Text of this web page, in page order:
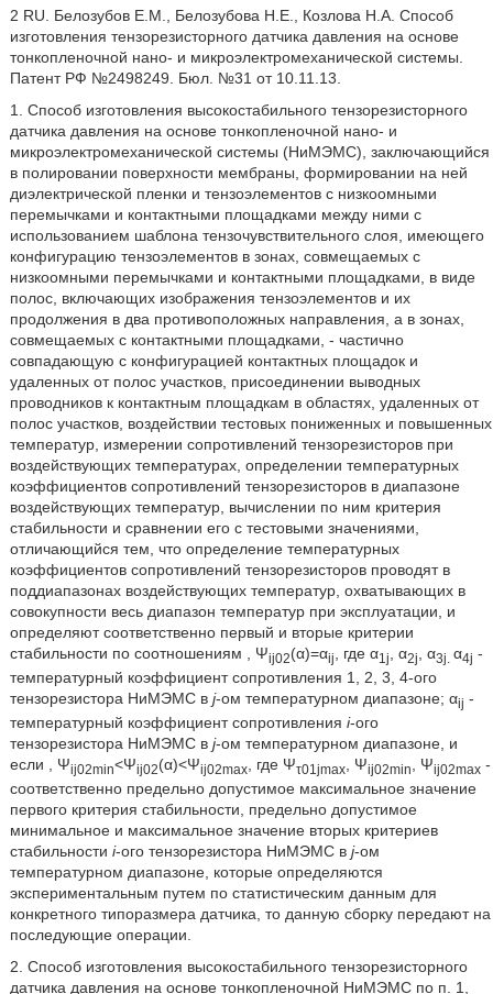
2 RU. Белозубов Е.М., Белозубова Н.Е., Козлова Н.А. Способ
изготовления тензорезисторного датчика давления на основе
тонкопленочной нано- и микроэлектромеханической системы.
Патент РФ №2498249. Бюл. №31 от 10.11.13.
1. Способ изготовления высокостабильного тензорезисторного
датчика давления на основе тонкопленочной нано- и
микроэлектромеханической системы (НиМЭМС), заключающийся
в полировании поверхности мембраны, формировании на ней
диэлектрической пленки и тензоэлементов с низкоомными
перемычками и контактными площадками между ними с
использованием шаблона тензочувствительного слоя, имеющего
конфигурацию тензоэлементов в зонах, совмещаемых с
низкоомными перемычками и контактными площадками, в виде
полос, включающих изображения тензоэлементов и их
продолжения в два противоположных направления, а в зонах,
совмещаемых с контактными площадками, - частично
совпадающую с конфигурацией контактных площадок и
удаленных от полос участков, присоединении выводных
проводников к контактным площадкам в областях, удаленных от
полос участков, воздействии тестовых пониженных и повышенных
температур, измерении сопротивлений тензорезисторов при
воздействующих температурах, определении температурных
коэффициентов сопротивлений тензорезисторов в диапазоне
воздействующих температур, вычислении по ним критерия
стабильности и сравнении его с тестовыми значениями,
отличающийся тем, что определение температурных
коэффициентов сопротивлений тензорезисторов проводят в
поддиапазонах воздействующих температур, охватывающих в
совокупности весь диапазон температур при эксплуатации, и
определяют соответственно первый и вторые критерии
стабильности по соотношениям , Ψij02(α)=αij, где α1j, α2j, α3j. α4j -
температурный коэффициент сопротивления 1, 2, 3, 4-ого
тензорезистора НиМЭМС в j-ом температурном диапазоне; αij -
температурный коэффициент сопротивления i-ого
тензорезистора НиМЭМС в j-ом температурном диапазоне, и
если
, Ψij02min<Ψij02(α)<Ψij02max, где Ψτ01jmax, Ψij02min , Ψij02max-
соответственно предельно допустимое максимальное значение
первого критерия стабильности, предельно допустимое
минимальное и максимальное значение вторых критериев
стабильности i-ого тензорезистора НиМЭМС в j-ом
температурном диапазоне, которые определяются
экспериментальным путем по статистическим данным для
конкретного типоразмера датчика, то данную сборку передают на
последующие операции.
2. Способ изготовления высокостабильного тензорезисторного
датчика давления на основе тонкопленочной НиМЭМС по п. 1,